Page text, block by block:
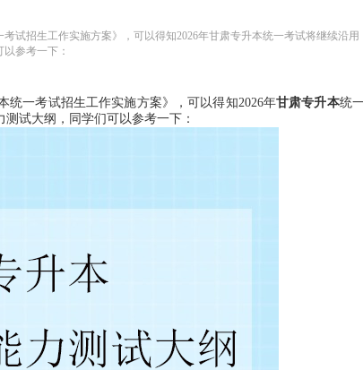
试招生工作实施方案》，可以得知2026年甘肃专升本统一考试将继续沿用
参考一下：
一考试招生工作实施方案》，可以得知2026年甘肃专升本统
试大纲，同学们可以参考一下：